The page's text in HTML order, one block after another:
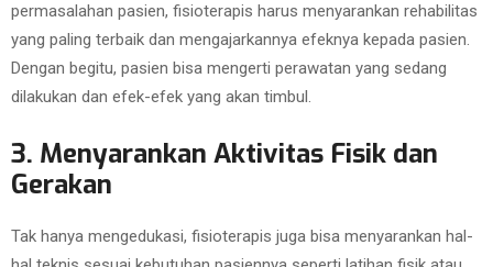
permasalahan pasien, fisioterapis harus menyarankan rehabilitas
yang paling terbaik dan mengajarkannya efeknya kepada pasien.
Dengan begitu, pasien bisa mengerti perawatan yang sedang
dilakukan dan efek-efek yang akan timbul.
3. Menyarankan Aktivitas Fisik dan
Gerakan
Tak hanya mengedukasi, fisioterapis juga bisa menyarankan hal-